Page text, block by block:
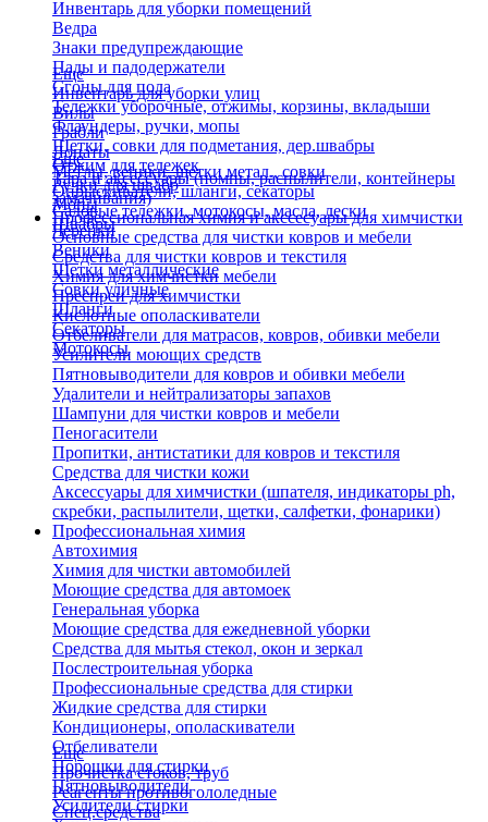
Инвентарь для уборки помещений
Ведра
Знаки предупреждающие
Пады и падодержатели
Сгоны для пола
Тележки уборочные, отжимы, корзины, вкладыши
Флаундеры, ручки, мопы
Щетки, совки для подметания, дер.швабры
Отжим для тележек
Ручки для швабр
Мопы
Швабры
Еще
Инвентарь для уборки улиц
Вилы
Грабли
Лопаты
Метлы, веники, щетки метал., совки
Опрыскиватели, шланги, секаторы
Садовые тележки, мотокосы, масла, лески
Черенки
Веники
Щетки металлические
Совки уличные
Шланги
Секаторы
Мотокосы
Еще
Тара и аксессуары (помпы, распылители, контейнеры
замачивания)
Профессиональная химия и акссесуары для химчистки
Основные средства для чистки ковров и мебели
Средства для чистки ковров и текстиля
Химия для химчистки мебели
Преспреи для химчистки
Кислотные ополаскиватели
Отбеливатели для матрасов, ковров, обивки мебели
Усилители моющих средств
Пятновыводители для ковров и обивки мебели
Удалители и нейтрализаторы запахов
Шампуни для чистки ковров и мебели
Пеногасители
Пропитки, антистатики для ковров и текстиля
Средства для чистки кожи
Аксессуары для химчистки (шпателя, индикаторы ph,
скребки, распылители, щетки, салфетки, фонарики)
Профессиональная химия
Автохимия
Химия для чистки автомобилей
Моющие средства для автомоек
Генеральная уборка
Моющие средства для ежедневной уборки
Средства для мытья стекол, окон и зеркал
Послестроительная уборка
Профессиональные средства для стирки
Жидкие средства для стирки
Кондиционеры, ополаскиватели
Отбеливатели
Порошки для стирки
Пятновыводители
Усилители стирки
Еще
Прочистка стоков, труб
Реагенты противогололедные
Спец.средства